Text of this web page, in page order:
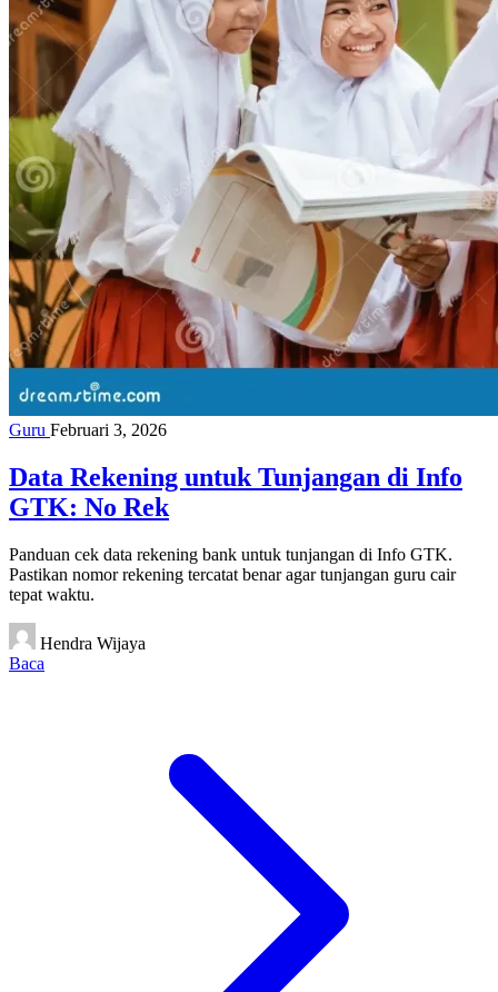
Guru Februari 3, 2026
Data Rekening untuk Tunjangan di Info
GTK: No Rek
Panduan cek data rekening bank untuk tunjangan di Info GTK.
Pastikan nomor rekening tercatat benar agar tunjangan guru cair
tepat waktu.
Hendra Wijaya
Baca